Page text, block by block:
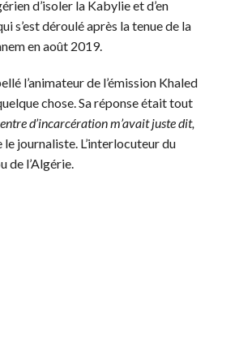
d’isoler la Kabylie et d’en
s’est déroulé après la tenue de la
en août 2019.
l’animateur de l’émission Khaled
chose. Sa réponse était tout
d’incarcération m’avait juste dit,
le journaliste. L’interlocuteur du
de l’Algérie.